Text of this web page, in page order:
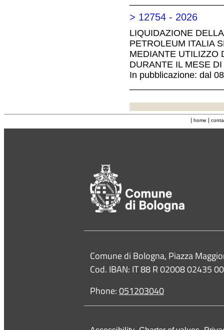
> 12754 - 2026
LIQUIDAZIONE
PETROLEUM ITALIA
MEDIANTE UTILIZZO
DURANTE IL MESE
In pubblicazione: dal
| home |
Contacts
Comune di Bologna, Piazza
Cod. IBAN: IT 88 R 02008 02435
Phone:051203040